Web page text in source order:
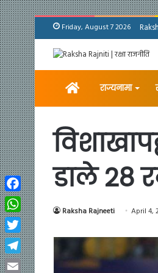
Friday, August 7 2026
Homeराज्यनामा
डाले 28
Raksha Rajneeti April 4,
Facebook
WhatsApp
Twitter
Telegram